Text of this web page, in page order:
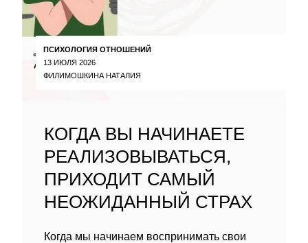
ПСИХОЛОГИЯ ОТНОШЕНИЙ
13 ИЮЛЯ 2026
ФИЛИМОШКИНА НАТАЛИЯ
КОГДА ВЫ НАЧИНАЕТЕ
РЕАЛИЗОВЫВАТЬСЯ,
ПРИХОДИТ САМЫЙ
НЕОЖИДАННЫЙ СТРАХ
Когда мы начинаем воспринимать свои